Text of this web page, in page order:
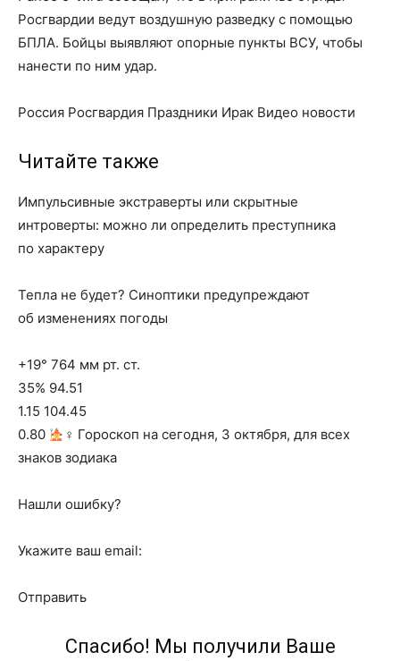
Росгвардии ведут воздушную разведку с помощью
БПЛА. Бойцы выявляют опорные пункты ВСУ, чтобы
нанести по ним удар.
Россия Росгвардия Праздники Ирак Видео новости
Читайте также
Импульсивные экстраверты или скрытные
интроверты: можно ли определить преступника
по характеру
Тепла не будет? Синоптики предупреждают
об изменениях погоды
+19° 764 мм рт. ст.
35% 94.51
1.15 104.45
0.80
‍♀ Гороскоп на сегодня, 3 октября, для всех
знаков зодиака
Нашли ошибку?
Укажите ваш email:
Отправить
Спасибо! Мы получили Ваше